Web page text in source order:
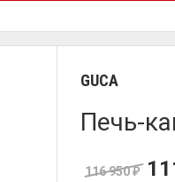
GUCA
Печь-
116 950₽